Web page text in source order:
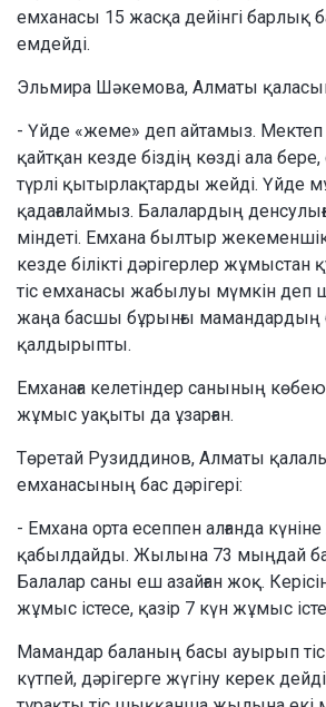
емханасы 15 жасқа дейінгі барлық
емдейді.
Эльмира Шәкемова, Алматы
- Үйде «жеме» деп айтамыз. Мектеп
қайтқан кезде біздің көзді ала
түрлі қытырлақтарды жейді. Үйде
қадағалаймыз. Балалардың
міндеті. Емхана былтыр
кезде білікті дәрігерлер жұмыстан
тіс емханасы жабылуы мүмкін деп
жаңа басшы бұрынғы мамандардың
қалдырыпты.
Емханаға келетіндер санының
жұмыс уақыты да ұзарған.
Төретай Рузиддинов, Алматы
емханасының бас дәрігері:
- Емхана орта есеппен алғанда
қабылдайды. Жылына 73 мыңдай
Балалар саны еш азайған жоқ.
жұмыс істесе, қазір 7 күн жұмыс
Мамандар баланың басы ауырып
күтпей, дәрігерге жүгіну керек дейді.